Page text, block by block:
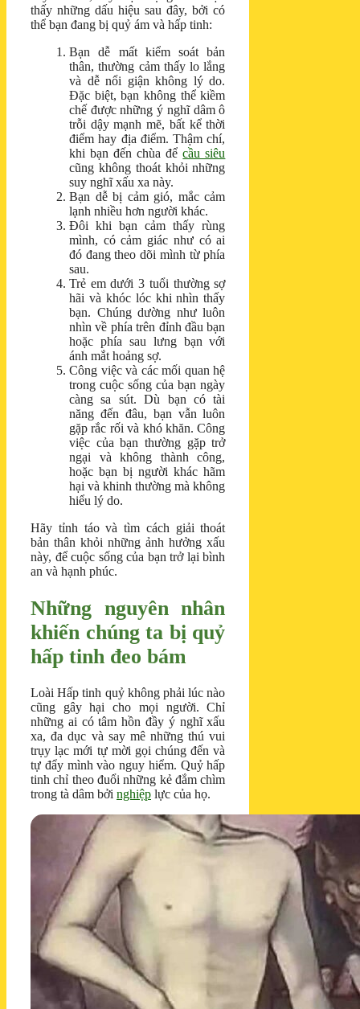
thấy những dấu hiệu sau đây, bởi có
thể bạn đang bị quỷ ám và hấp tinh:
Bạn dễ mất kiểm soát bản
thân, thường cảm thấy lo lắng
và dễ nổi giận không lý do.
Đặc biệt, bạn không thể kiềm
chế được những ý nghĩ dâm ô
trỗi dậy mạnh mẽ, bất kể thời
điểm hay địa điểm. Thậm chí,
khi bạn đến chùa đểcầu siêu
cũng không thoát khỏi những
suy nghĩ xấu xa này.
Bạn dễ bị cảm gió, mắc cảm
lạnh nhiều hơn người khác.
Đôi khi bạn cảm thấy rùng
mình, có cảm giác như có ai
đó đang theo dõi mình từ phía
sau.
Trẻ em dưới 3 tuổi thường sợ
hãi và khóc lóc khi nhìn thấy
bạn. Chúng dường như luôn
nhìn về phía trên đỉnh đầu bạn
hoặc phía sau lưng bạn với
ánh mắt hoảng sợ.
Công việc và các mối quan hệ
trong cuộc sống của bạn ngày
càng sa sút. Dù bạn có tài
năng đến đâu, bạn vẫn luôn
gặp rắc rối và khó khăn. Công
việc của bạn thường gặp trở
ngại và không thành công,
hoặc bạn bị người khác hãm
hại và khinh thường mà không
hiểu lý do.
Hãy tỉnh táo và tìm cách giải thoát
bản thân khỏi những ảnh hưởng xấu
này, để cuộc sống của bạn trở lại bình
an và hạnh phúc.
Những nguyên nhân
khiến chúng ta bị quỷ
hấp tinh đeo bám
Loài Hấp tinh quỷ không phải lúc nào
cũng gây hại cho mọi người. Chỉ
những ai có tâm hồn đầy ý nghĩ xấu
xa, đa dục và say mê những thú vui
trụy lạc mới tự mời gọi chúng đến và
tự đẩy mình vào nguy hiểm. Quỷ hấp
tinh chỉ theo đuổi những kẻ đắm chìm
trong tà dâm bởi nghiệp lực của họ.